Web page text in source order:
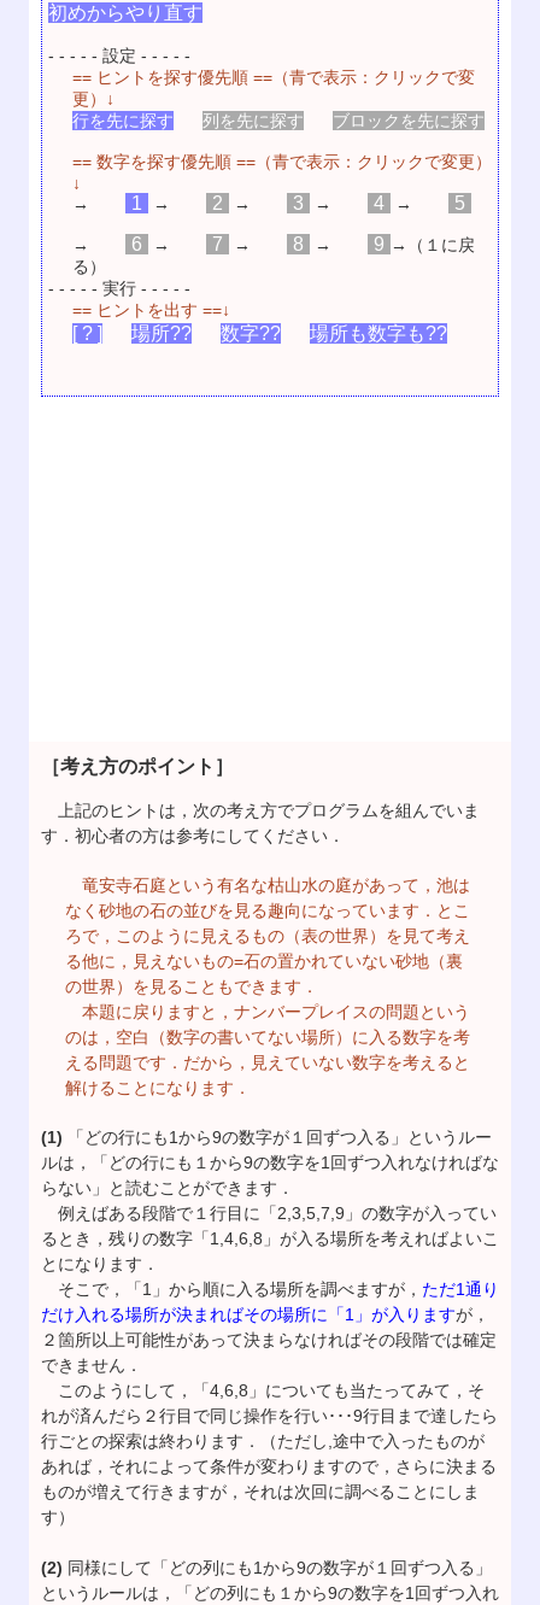
初めからやり直す
- - - - - 設定 - - - - -
== ヒントを探す優先順 ==（青で表示：クリックで変
更）↓
行を先に探す
列を先に探す ブロックを先に探す
== 数字を探す優先順 ==（青で表示：クリックで変更）
↓
→
1 → 2 → 3 → 4 → 5
→ 6 → 7 → 8 → 9 →（１に戻
る）
- - - - - 実行 - - - - -
== ヒントを出す ==↓
[ ? ] 場所?? 数字?? 場所も数字も??
［考え方のポイント］
上記のヒントは，次の考え方でプログラムを組んでいま
す．初心者の方は参考にしてください．
竜安寺石庭という有名な枯山水の庭があって，池は
なく砂地の石の並びを見る趣向になっています．とこ
ろで，このように見えるもの（表の世界）を見て考え
る他に，見えないもの=石の置かれていない砂地（裏
の世界）を見ることもできます．
本題に戻りますと，ナンバープレイスの問題という
のは，空白（数字の書いてない場所）に入る数字を考
える問題です．だから，見えていない数字を考えると
解けることになります．
(1) 「どの行にも1から9の数字が１回ずつ入る」というルー
ルは，「どの行にも１から9の数字を1回ずつ入れなければな
らない」と読むことができます．
例えばある段階で１行目に「2,3,5,7,9」の数字が入ってい
るとき，残りの数字「1,4,6,8」が入る場所を考えればよいこ
とになります．
そこで，「1」から順に入る場所を調べますが， ただ1通り
だけ入れる場所が決まればその場所に「1」が入りますが，
２箇所以上可能性があって決まらなければその段階では確定
できません．
このようにして，「4,6,8」についても当たってみて，そ
れが済んだら２行目で同じ操作を行い･･･9行目まで達したら
行ごとの探索は終わります．（ただし,途中で入ったものが
あれば，それによって条件が変わりますので，さらに決まる
ものが増えて行きますが，それは次回に調べることにしま
す）
(2) 同様にして「どの列にも1から9の数字が１回ずつ入る」
というルールは，「どの列にも１から9の数字を1回ずつ入れ